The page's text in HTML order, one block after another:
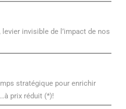
invisible de l’impact de nos
stratégique pour enrichir
prix réduit (*)!